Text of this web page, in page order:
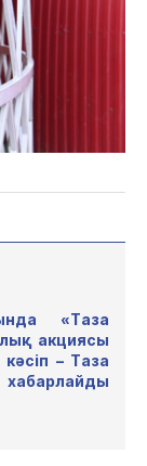
«Таза
акциясы
– Таза
хабарлайды